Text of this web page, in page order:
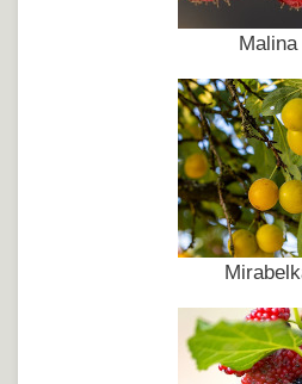
Malina